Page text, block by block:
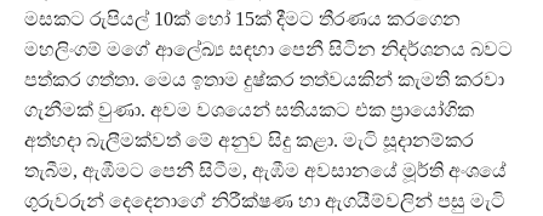
මසකට රුපියල් 10ක් හෝ 15ක් දීමට තීරණය කරගෙන
මහලිංගම් මගේ ආලේඛ්‍ය සඳහා පෙනී සිටින නිදර්ශනය බවට
පත්කර ගත්තා. මෙය ඉතාම දුෂ්කර තත්වයකින් කැමති කරවා
ගැනීමක් වුණා. අවම වශයෙන් සතියකට එක ප්‍රායෝගික
අත්හදා බැලීමක්වත් මේ අනුව සිදු කළා. මැටි සූදානම්කර
තැබීම, ඇඹීමට පෙනී සිටීම, ඇඹීම අවසානයේ මූර්ති අංශයේ
ගුරුවරුන් දෙදෙනාගේ නිරීක්ෂණ හා ඇගයීම්වලින් පසු මැටි